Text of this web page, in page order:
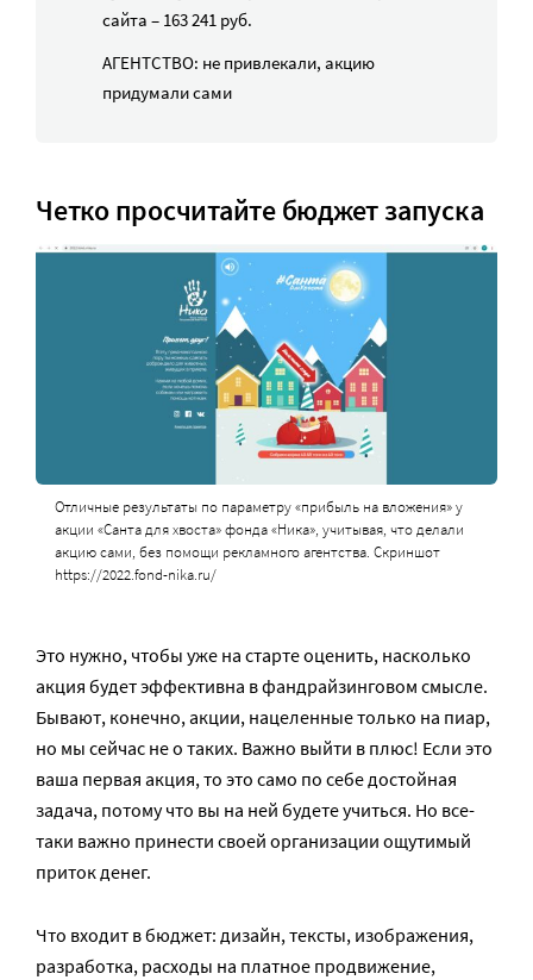
сайта – 163 241 руб.
АГЕНТСТВО: не привлекали, акцию
придумали сами
Четко просчитайте бюджет запуска
Отличные результаты по параметру «прибыль на вложения» у
акции «Санта для хвоста» фонда «Ника», учитывая, что делали
акцию сами, без помощи рекламного агентства. Скриншот
https://2022.fond-nika.ru/
Это нужно, чтобы уже на старте оценить, насколько
акция будет эффективна в фандрайзинговом смысле.
Бывают, конечно, акции, нацеленные только на пиар,
но мы сейчас не о таких. Важно выйти в плюс! Если это
ваша первая акция, то это само по себе достойная
задача, потому что вы на ней будете учиться. Но все-
таки важно принести своей организации ощутимый
приток денег.
Что входит в бюджет: дизайн, тексты, изображения,
разработка, расходы на платное продвижение,